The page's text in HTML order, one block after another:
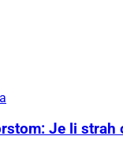
Je li strah